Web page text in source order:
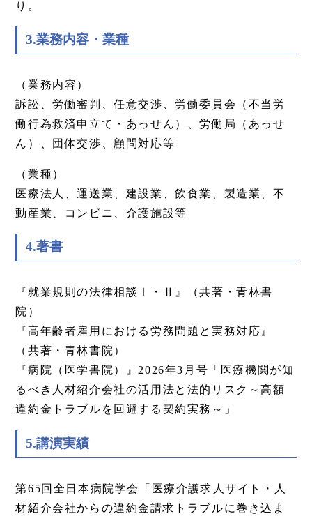
り。
3.業務内容・業種
（業務内容）
訴訟、労働審判、任意交渉、労働委員会（不当労
働行為救済申立て・あっせん）、労働局（あっせ
ん）、団体交渉、顧問対応等
（業種）
医療法人、運送業、建設業、飲食業、製造業、不
動産業、コンビニ、介護施設等
4.著書
『就業規則の法律相談Ⅰ・Ⅱ』（共著・青林書
院）
『高年齢者雇用における労務問題と実務対応』
（共著・青林書院）
『病院（医学書院）』2026年3月号「医療機関が知
るべき人材紹介会社の活用法と法的リスク～高額
違約金トラブルを回避する契約実務～」
5.講演実績
第65回全日本病院学会「医療介護求人サイト・人
材紹介会社からの違約金請求トラブルに巻き込ま